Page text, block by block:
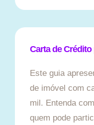
Carta de Crédito
Este guia
de imóvel com
mil. Entenda
quem pode